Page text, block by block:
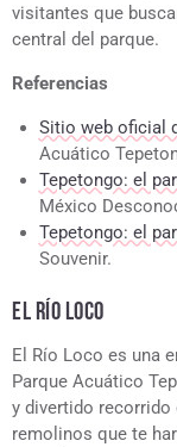
visitantes que
central del parque.
Referencias
Sitio web oficial
Acuático
Tepetongo: el
México
Tepetongo: el
Souvenir.
EL RÍO LOCO
El Río Loco es una
Parque Acuático
y divertido
remolinos que te